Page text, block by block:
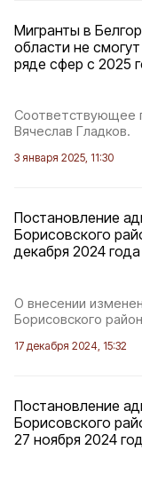
Мигранты в
области не
ряде сфер с 2025
Соответствующее
Вячеслав Гладков.
3 января 2025, 11:30
Постановление
Борисовского
декабря 2024 года
О внесении
Борисовского
17 декабря 2024, 15:32
Постановление
Борисовского
27 ноября 2024